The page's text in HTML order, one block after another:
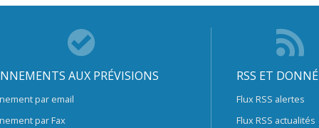
AUX PRÉVISIONS
par email
par Fax
RSS ET
Flux RSS alertes
Flux RSS actualités